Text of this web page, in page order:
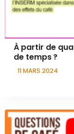
À partir de
de temps ?
11 MARS 2024